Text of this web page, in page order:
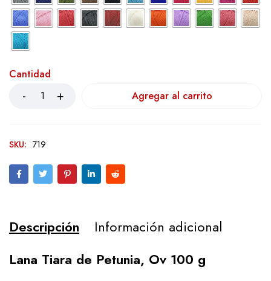
Cantidad
Agregar al carrito
SKU: 719
Descripción
Información adicional
Lana Tiara de Petunia, Ov 100 g